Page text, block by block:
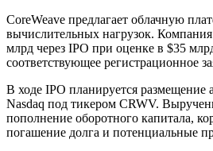
CoreWeave предлагает облачную
вычислительных нагрузок.
млрд через IPO при оценке в $35
соответствующее регистрационное
В ходе IPO планируется размещение
Nasdaq под тикером CRWV.
пополнение оборотного капитала,
погашение долга и потенциальные